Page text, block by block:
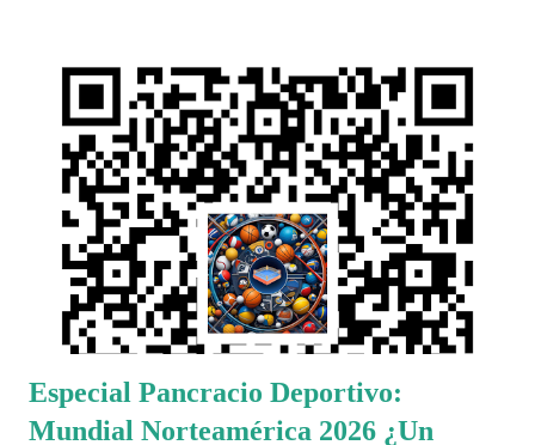
Especial Pancracio Deportivo:
Mundial Norteamérica 2026 ¿Un